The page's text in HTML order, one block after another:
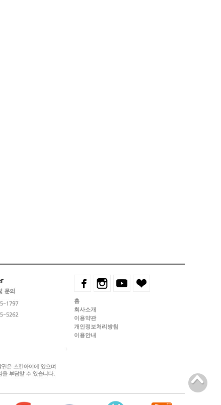
홈
회사소개
이용약관
개인정보처리방침
이용안내